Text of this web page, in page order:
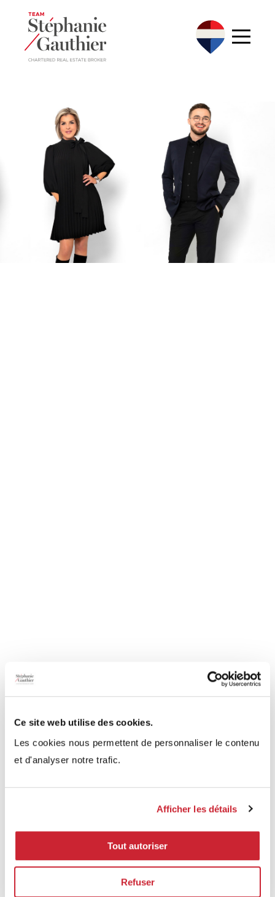
Ce site web utilise des cookies.
Les cookies nous permettent de personnaliser le contenu
et d'analyser notre trafic.
Afficher les détails
Tout autoriser
Refuser